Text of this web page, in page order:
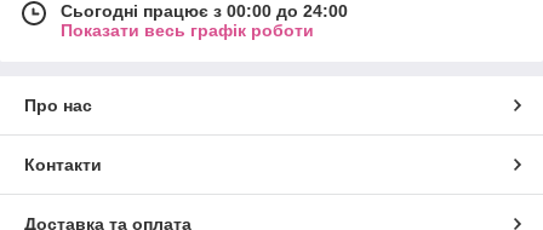
Сьогодні працює з 00:00 до 24:00
Показати весь графік роботи
Про нас
Контакти
Доставка та оплата